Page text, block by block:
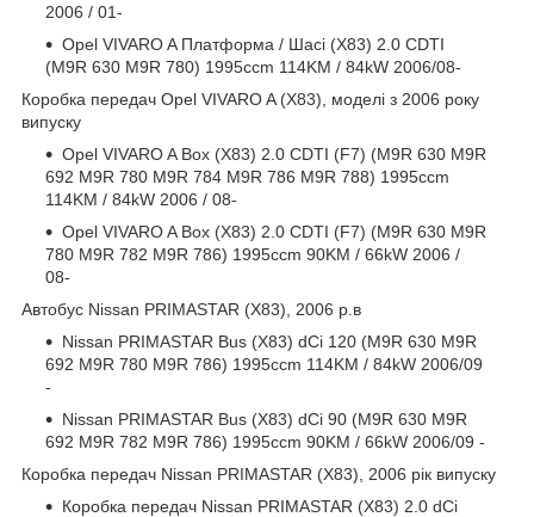
2006 / 01-
Opel VIVARO A Платформа / Шасі (X83) 2.0 CDTI
(M9R 630 M9R 780) 1995ccm 114KM / 84kW 2006/08-
Коробка передач Opel VIVARO A (X83), моделі з 2006 року
випуску
Opel VIVARO A Box (X83) 2.0 CDTI (F7) (M9R 630 M9R
692 M9R 780 M9R 784 M9R 786 M9R 788) 1995ccm
114KM / 84kW 2006 / 08-
Opel VIVARO A Box (X83) 2.0 CDTI (F7) (M9R 630 M9R
780 M9R 782 M9R 786) 1995ccm 90KM / 66kW 2006 /
08-
Автобус Nissan PRIMASTAR (X83), 2006 р.в
Nissan PRIMASTAR Bus (X83) dCi 120 (M9R 630 M9R
692 M9R 780 M9R 786) 1995ccm 114KM / 84kW 2006/09
-
Nissan PRIMASTAR Bus (X83) dCi 90 (M9R 630 M9R
692 M9R 782 M9R 786) 1995ccm 90KM / 66kW 2006/09 -
Коробка передач Nissan PRIMASTAR (X83), 2006 рік випуску
Коробка передач Nissan PRIMASTAR (X83) 2.0 dCi